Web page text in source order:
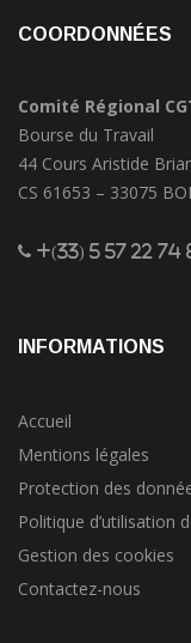
COORDONNÉES
Comité Régional
Bourse du Travail
44 Cours Aristide
CS 61653 – 33075
+(33) 5 57 22 74
INFORMATIONS
Accueil
Mentions légales
Protection des
Politique d’utilisation
Gestion des cookies
Contactez-nous